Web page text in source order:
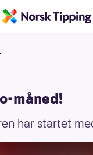
måned!
har startet